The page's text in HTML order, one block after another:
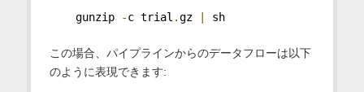
gunzip -c trial .gz sh
この場合、パイプラインからのデータフローは以下
のように表現できます: